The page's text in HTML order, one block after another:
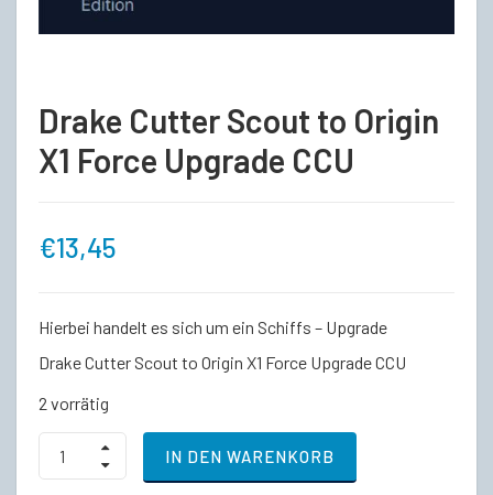
Drake Cutter Scout to Origin
X1 Force Upgrade CCU
€13,45
Hierbei handelt es sich um ein Schiffs – Upgrade
Drake Cutter Scout to Origin X1 Force Upgrade CCU
2 vorrätig
Drake
Cutter
Scout
IN DEN WARENKORB